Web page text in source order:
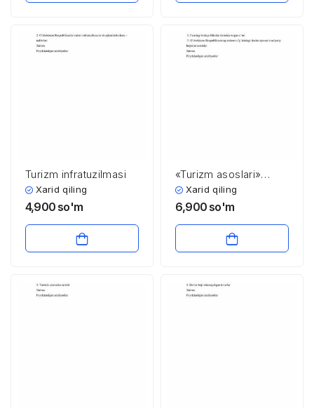
Turizm infratuzilmasi
Xarid qiling
4,900 so'm
«Turizm asoslari»
fanining maqsad va
vazifalari
Xarid qiling
6,900 so'm